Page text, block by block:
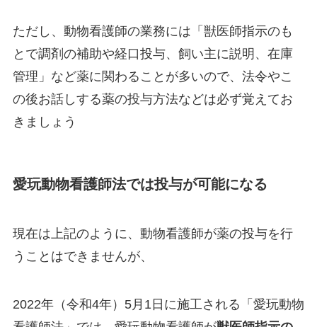
ただし、動物看護師の業務には「獣医師指示のも
とで調剤の補助や経口投与、飼い主に説明、在庫
管理」など薬に関わることが多いので、法令やこ
の後お話しする薬の投与方法などは必ず覚えてお
きましょう
愛玩動物看護師法では投与が可能になる
現在は上記のように、動物看護師が薬の投与を行
うことはできませんが、
2022年（令和4年）5月1日に施工される「愛玩動物